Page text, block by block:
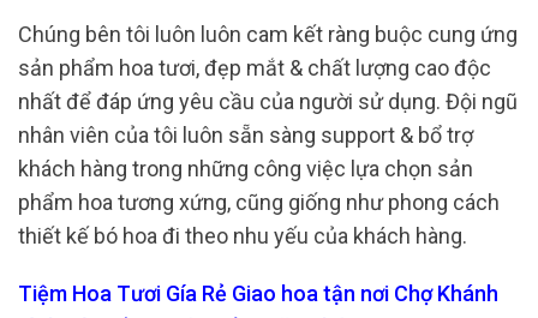
Chúng bên tôi luôn luôn cam kết ràng buộc cung ứng
sản phẩm hoa tươi, đẹp mắt & chất lượng cao độc
nhất để đáp ứng yêu cầu của người sử dụng. Đội ngũ
nhân viên của tôi luôn sẵn sàng support & bổ trợ
khách hàng trong những công việc lựa chọn sản
phẩm hoa tương xứng, cũng giống như phong cách
thiết kế bó hoa đi theo nhu yếu của khách hàng.
Tiệm Hoa Tươi Gía Rẻ Giao hoa tận nơi Chợ Khánh